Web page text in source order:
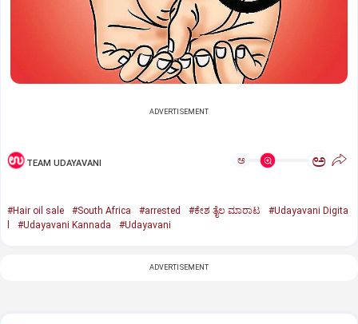
ADVERTISEMENT
TEAM UDAYAVANI ಅ ಅ
#Hair oil sale #South Africa #arrested #ಕೇಶ ತೈಲ ಮಾರಾಟ
#Udayavani Digita
#Udayavani Kannada #Udayavani
ADVERTISEMENT